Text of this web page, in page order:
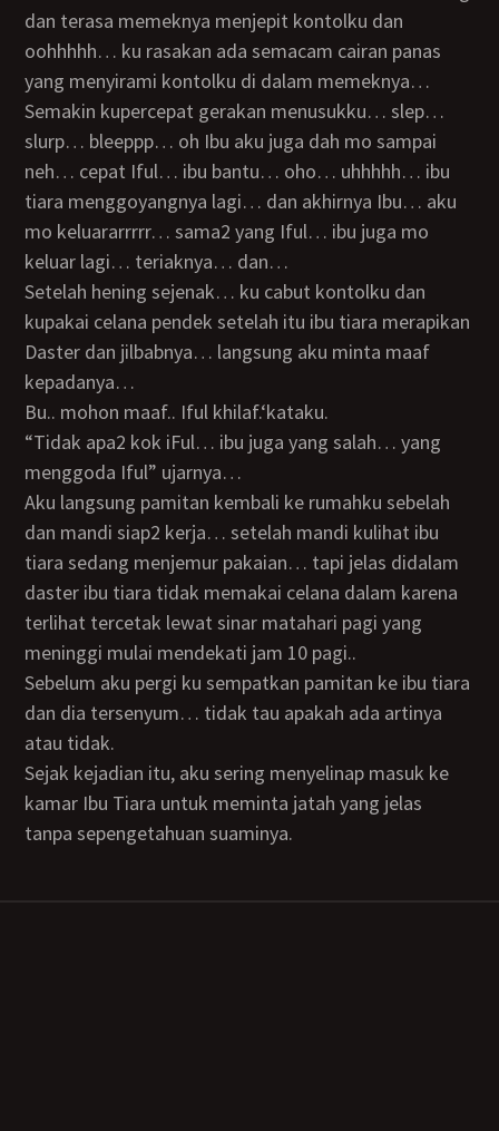
dan terasa memeknya menjepit kontolku dan
oohhhhh… ku rasakan ada semacam cairan panas
yang menyirami kontolku di dalam memeknya…
semakin kupercepat gerakan menusukku… slep…
slurp… bleeppp… oh Ibu aku juga dah mo sampai
neh… cepat Iful… ibu bantu… oho… uhhhhh… ibu
tiara menggoyangnya lagi… dan akhirnya Ibu… aku
mo keluararrrrr… sama2 yang Iful… ibu juga mo
keluar lagi… teriaknya… dan…
Setelah hening sejenak… ku cabut kontolku dan
kupakai celana pendek setelah itu ibu tiara merapikan
Daster dan jilbabnya… langsung aku minta maaf
kepadanya…
Bu.. mohon maaf.. Iful khilaf.‘kataku.
“Tidak apa2 kok iFul… ibu juga yang salah… yang
menggoda Iful” ujarnya…
Aku langsung pamitan kembali ke rumahku sebelah
dan mandi siap2 kerja… setelah mandi kulihat ibu
tiara sedang menjemur pakaian… tapi jelas didalam
daster ibu tiara tidak memakai celana dalam karena
terlihat tercetak lewat sinar matahari pagi yang
meninggi mulai mendekati jam 10 pagi..
Sebelum aku pergi ku sempatkan pamitan ke ibu tiara
dan dia tersenyum… tidak tau apakah ada artinya
atau tidak.
Sejak kejadian itu, aku sering menyelinap masuk ke
kamar Ibu Tiara untuk meminta jatah yang jelas
tanpa sepengetahuan suaminya.